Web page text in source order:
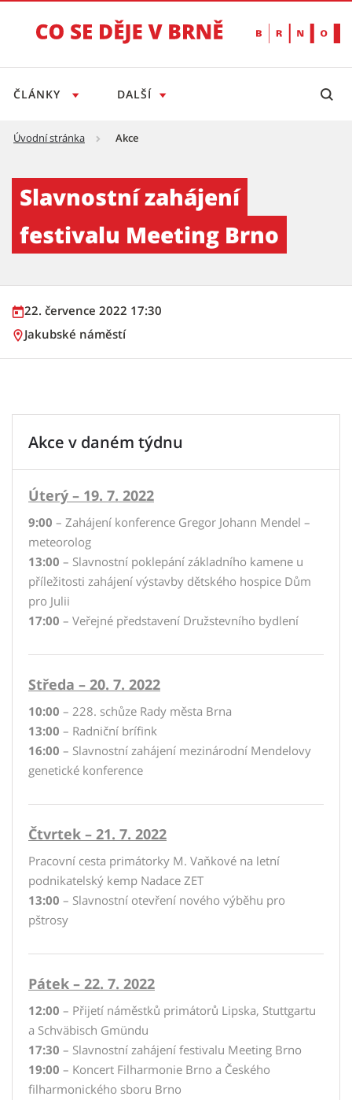
ČLÁNKY DALŠÍ
Úvodní stránka Akce
Slavnostní zahájení
festivalu Meeting Brno
22. července 2022 17:30
Jakubské náměstí
Akce v daném týdnu
Úterý – 19. 7. 2022
9:00 – Zahájení konference Gregor Johann Mendel –
meteorolog
13:00 – Slavnostní poklepání základního kamene u
příležitosti zahájení výstavby dětského hospice Dům
pro Julii
17:00 – Veřejné představení Družstevního bydlení
Středa – 20. 7. 2022
10:00 – 228. schůze Rady města Brna
13:00 – Radniční brífink
16:00 – Slavnostní zahájení mezinárodní Mendelovy
genetické konference
Čtvrtek – 21. 7. 2022
Pracovní cesta primátorky M. Vaňkové na letní
podnikatelský kemp Nadace ZET
13:00 – Slavnostní otevření nového výběhu pro
pštrosy
Pátek – 22. 7. 2022
12:00 – Přijetí náměstků primátorů Lipska, Stuttgartu
a Schväbisch Gmündu
17:30 – Slavnostní zahájení festivalu Meeting Brno
19:00 – Koncert Filharmonie Brno a Českého
filharmonického sboru Brno